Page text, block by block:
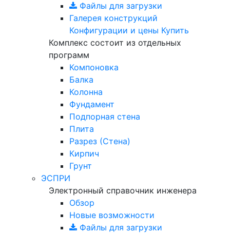
Файлы для загрузки
Галерея конструкций
Конфигурации и цены Купить
Комплекс состоит из отдельных
программ
Компоновка
Балка
Колонна
Фундамент
Подпорная стена
Плита
Разрез (Стена)
Кирпич
Грунт
ЭСПРИ
Электронный справочник инженера
Обзор
Новые возможности
Файлы для загрузки